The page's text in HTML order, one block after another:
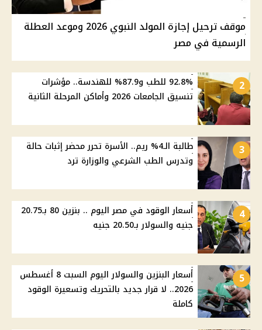
موقف ترحيل إجازة المولد النبوي 2026 وموعد العطلة
الرسمية في مصر
2
92.8% للطب و87.9% للهندسة.. مؤشرات
تنسيق الجامعات 2026 وأماكن المرحلة الثانية
3
طالبة الـ4% ريم.. الأسرة تحرر محضر إثبات حالة
وتدرس الطب الشرعي والوزارة ترد
4
أسعار الوقود في مصر اليوم .. بنزين 80 بـ20.75
جنيه والسولار بـ20.50 جنيه
5
أسعار البنزين والسولار اليوم السبت 8 أغسطس
2026.. لا قرار جديد بالتحريك وتسعيرة الوقود
كاملة